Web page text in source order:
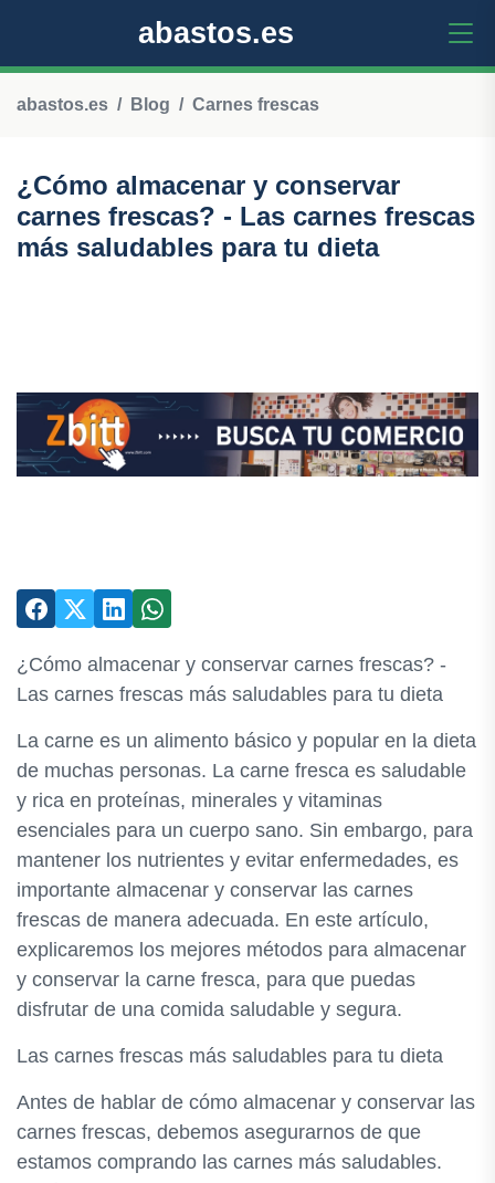
abastos.es
abastos.es Blog Carnes frescas
¿Cómo almacenar y conservar
carnes frescas? - Las carnes frescas
más saludables para tu dieta
¿Cómo almacenar y conservar carnes frescas? -
Las carnes frescas más saludables para tu dieta
La carne es un alimento básico y popular en la dieta
de muchas personas. La carne fresca es saludable
y rica en proteínas, minerales y vitaminas
esenciales para un cuerpo sano. Sin embargo, para
mantener los nutrientes y evitar enfermedades, es
importante almacenar y conservar las carnes
frescas de manera adecuada. En este artículo,
explicaremos los mejores métodos para almacenar
y conservar la carne fresca, para que puedas
disfrutar de una comida saludable y segura.
Las carnes frescas más saludables para tu dieta
Antes de hablar de cómo almacenar y conservar las
carnes frescas, debemos asegurarnos de que
estamos comprando las carnes más saludables.